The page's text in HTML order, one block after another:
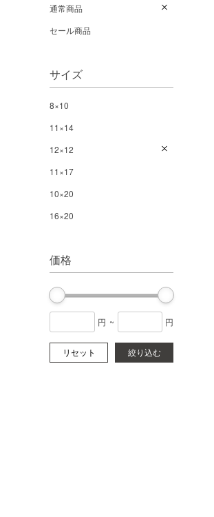
通常商品
セール商品
サイズ
8×10
11×14
12×12
11×17
10×20
16×20
価格
円 ~ 円
リセット 絞り込む